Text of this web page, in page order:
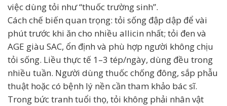
việc dùng tỏi như “thuốc trường sinh”.
Cách chế biến quan trọng: tỏi sống đập dập để vài
phút trước khi ăn cho nhiều allicin nhất; tỏi đen và
AGE giàu SAC, ổn định và phù hợp người không chịu
tỏi sống. Liều thực tế 1–3 tép/ngày, dùng đều trong
nhiều tuần. Người dùng thuốc chống đông, sắp phẫu
thuật hoặc có bệnh lý nền cần tham khảo bác sĩ.
Trong bức tranh tuổi thọ, tỏi không phải nhân vật